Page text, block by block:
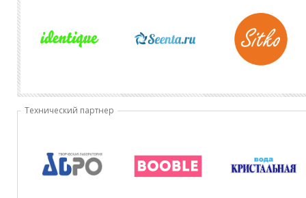
Технический партнер